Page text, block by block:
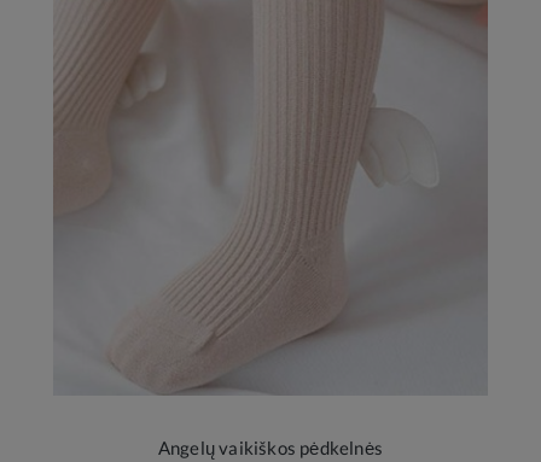
Angelų vaikiškos pėdkelnės